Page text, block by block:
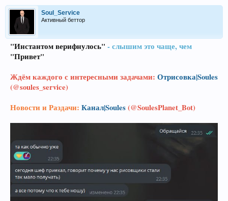
Soul_Service
Активный беттор
"Инстантом верифнулось" - слышим это чаще, чем
"Привет"
Ждём каждого с интересными задачами: Отрисовка|Soules
(@soules_service)
Новости и Раздачи: Канал|Soules(@SoulesPlanet_Bot)